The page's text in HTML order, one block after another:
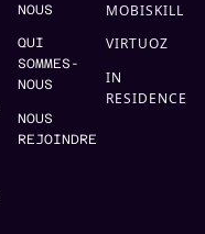
NOUS
QUI
SOMMES-
NOUS
NOUS
REJOINDRE
MOBISKILL
VIRTUOZ
IN
RESIDENCE